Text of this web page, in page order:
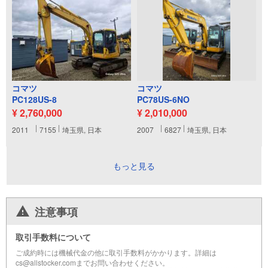
コマツ
PC128US-8
¥ 2,760,000
2011 7155 埼玉県, 日本
コマツ
PC78US-6NO
¥ 2,010,000
2007 6827 埼玉県, 日本
もっと見る
注意事項
取引手数料について
ご成約時には機械代金の他に取引手数料がかかります。詳細は
cs@allstocker.comまでお問い合わせください。